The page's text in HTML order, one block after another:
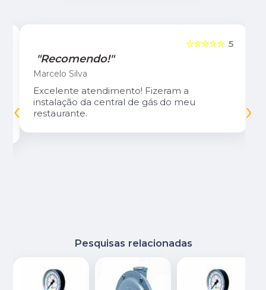
5
☆☆☆☆☆
"Recomendo!"
Marcelo Silva
Excelente atendimento! Fizeram a
instalação da central de gás do meu
restaurante.
‹ ›
Pesquisas relacionadas